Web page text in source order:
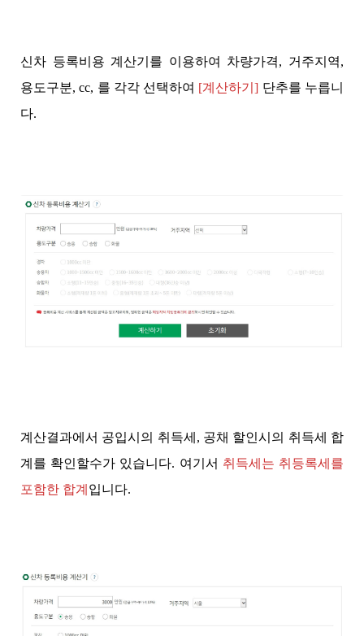
신차 등록비용 계산기를 이용하여 차량가격, 거주지역,
용도구분, cc, 를 각각 선택하여 [계산하기] 단추를 누릅니
다.
계산결과에서 공입시의 취득세, 공채 할인시의 취득세 합
계를 확인할수가 있습니다. 여기서 취득세는 취등록세를
포함한 합계 입니다.